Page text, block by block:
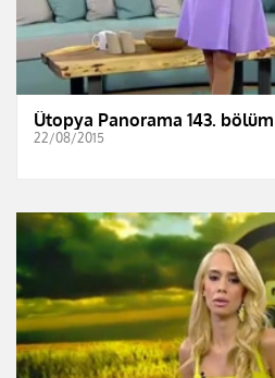
Ütopya Panorama 143. bölüm
22/08/2015